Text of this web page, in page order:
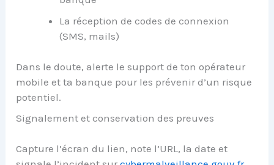
La réception de codes de connexion
(SMS, mails)
Dans le doute, alerte le support de ton opérateur
mobile et ta banque pour les prévenir d’un risque
potentiel.
Signalement et conservation des preuves
Capture l’écran du lien, note l’URL, la date et